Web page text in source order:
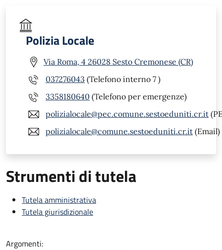
Polizia Locale
Via Roma, 4 26028 Sesto Cremonese (CR)
037276043 (Telefono interno 7 )
3358180640 (Telefono per emergenze)
polizialocale@pec.comune.sestoeduniti.cr.it
polizialocale@comune.sestoeduniti.cr.it (Email)
Strumenti di tutela
Tutela amministrativa
Tutela giurisdizionale
Argomenti: